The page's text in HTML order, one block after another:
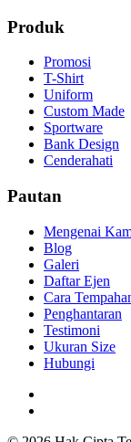
Produk
Promosi
T-Shirt
Uniform
Custom Made
Sportware
Bank Design
Cenderahati
Pautan
Mengenai
Blog
Galeri
Daftar Ejen
Cara
Penghantaran
Testimoni
Ukuran Size
Hubungi